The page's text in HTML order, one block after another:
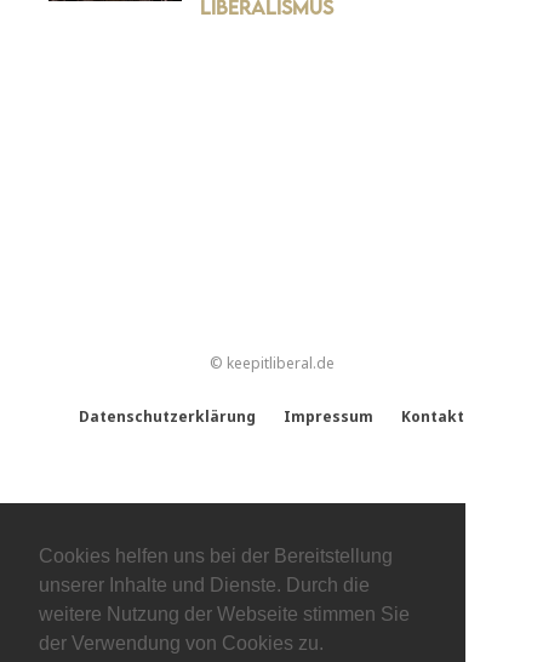
Cookies helfen uns bei der Bereitstellung
unserer Inhalte und Dienste. Durch die
weitere Nutzung der Webseite stimmen Sie
der Verwendung von Cookies zu.
Liberalismus
© keepitliberal.de
Datenschutzerklärung Impressum Kontakt